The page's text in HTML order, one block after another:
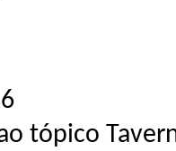
tópico